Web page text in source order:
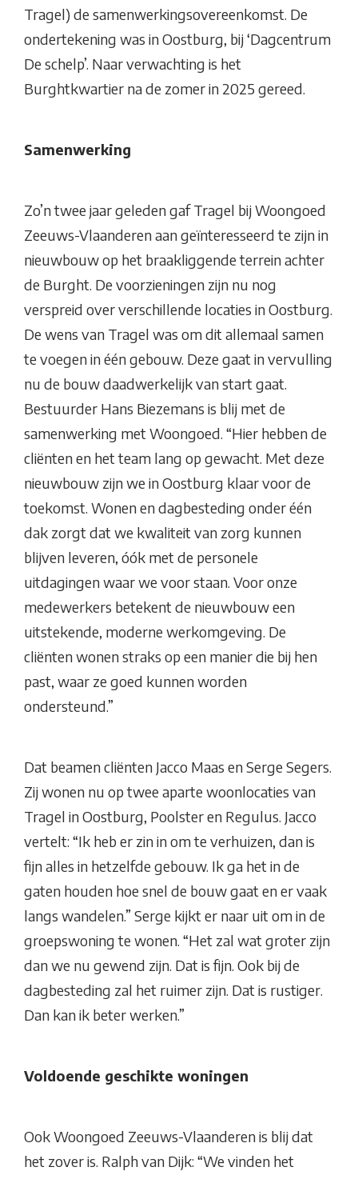
Tragel) de samenwerkingsovereenkomst. De
ondertekening was in Oostburg, bij ‘Dagcentrum
De schelp’. Naar verwachting is het
Burghtkwartier na de zomer in 2025 gereed.
Samenwerking
Zo’n twee jaar geleden gaf Tragel bij Woongoed
Zeeuws-Vlaanderen aan geïnteresseerd te zijn in
nieuwbouw op het braakliggende terrein achter
de Burght. De voorzieningen zijn nu nog
verspreid over verschillende locaties in Oostburg.
De wens van Tragel was om dit allemaal samen
te voegen in één gebouw. Deze gaat in vervulling
nu de bouw daadwerkelijk van start gaat.
Bestuurder Hans Biezemans is blij met de
samenwerking met Woongoed. “Hier hebben de
cliënten en het team lang op gewacht. Met deze
nieuwbouw zijn we in Oostburg klaar voor de
toekomst. Wonen en dagbesteding onder één
dak zorgt dat we kwaliteit van zorg kunnen
blijven leveren, óók met de personele
uitdagingen waar we voor staan. Voor onze
medewerkers betekent de nieuwbouw een
uitstekende, moderne werkomgeving. De
cliënten wonen straks op een manier die bij hen
past, waar ze goed kunnen worden
ondersteund.”
Dat beamen cliënten Jacco Maas en Serge Segers.
Zij wonen nu op twee aparte woonlocaties van
Tragel in Oostburg, Poolster en Regulus. Jacco
vertelt: “Ik heb er zin in om te verhuizen, dan is
fijn alles in hetzelfde gebouw. Ik ga het in de
gaten houden hoe snel de bouw gaat en er vaak
langs wandelen.” Serge kijkt er naar uit om in de
groepswoning te wonen. “Het zal wat groter zijn
dan we nu gewend zijn. Dat is fijn. Ook bij de
dagbesteding zal het ruimer zijn. Dat is rustiger.
Dan kan ik beter werken.”
Voldoende geschikte woningen
Ook Woongoed Zeeuws-Vlaanderen is blij dat
het zover is. Ralph van Dijk: “We vinden het